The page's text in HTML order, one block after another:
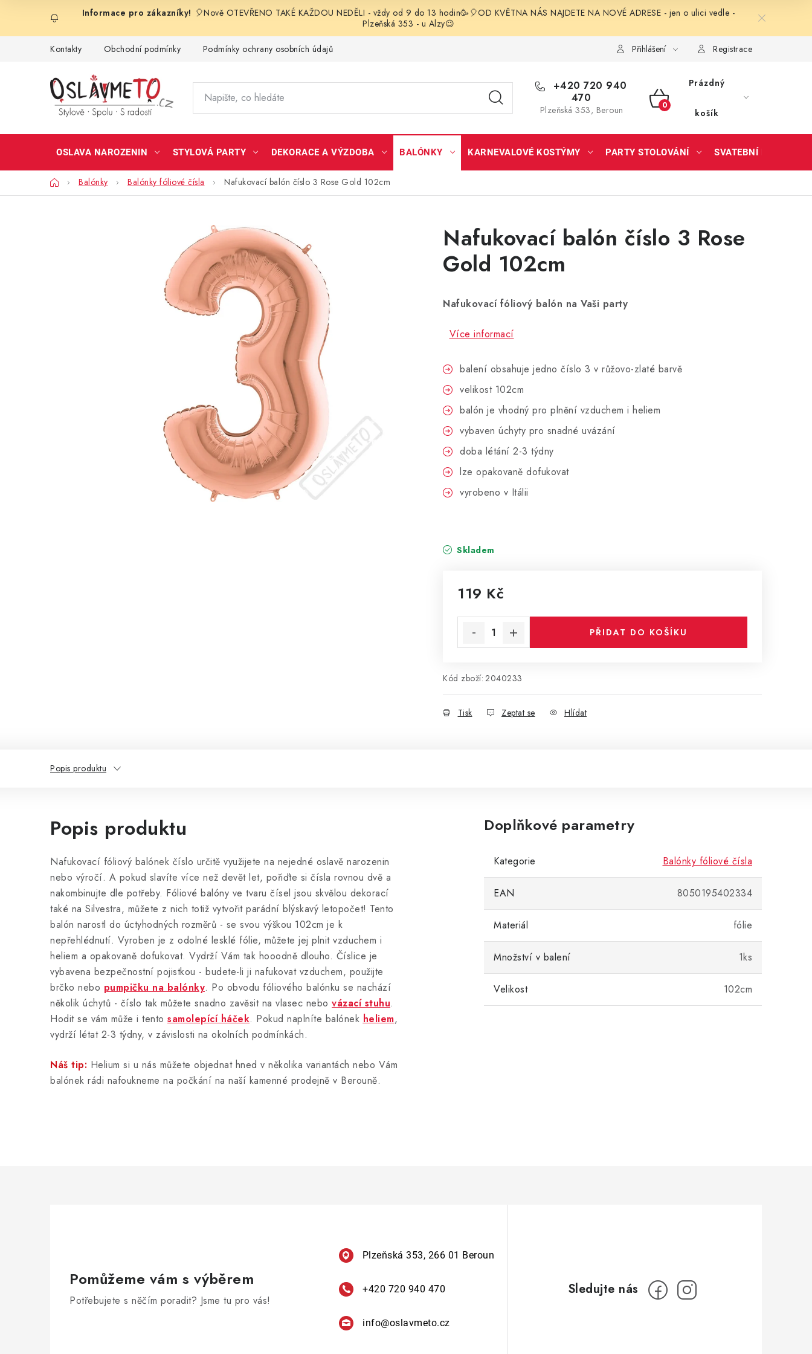
obsah
🎈Nově OTEVŘENO TAKÉ KAŽDOU NEDĚLI - vždy od 9 do 13 hodin🥳🎈OD KVĚTNA NÁS NAJDETE NA NOVÉ ADRESE - jen o ulici vedle -
Plzeňská 353 - u Alzy😉
Kontakty Obchodní podmínky Podmínky ochrany osobních údajů Přihlášení Registrace
+420 720 940
470
Plzeňská 353, Beroun
NÁKUPNÍ
Prázdný
košík
OSLAVA NAROZENIN STYLOVÁ PARTY DEKORACE A VÝZDOBA BALÓNKY KARNEVALOVÉ KOSTÝMY PARTY STOLOVÁNÍ SVATEBNÍ DOPLŇKY
DomůBalónky Balónky fóliové čísla Nafukovací balón číslo 3 Rose Gold 102cm
Nafukovací balón číslo 3 Rose
Gold 102cm
Nafukovací fóliový balón na Vaši party
Více informací
balení obsahuje jedno číslo 3 v růžovo-zlaté barvě
velikost 102cm
balón je vhodný pro plnění vzduchem i heliem
vybaven úchyty pro snadné uvázání
doba létání 2-3 týdny
lze opakovaně dofukovat
vyrobeno v Itálii
Skladem
119 Kč
PŘIDAT DO KOŠÍKU
Kód zboží: 2040233
Tisk Zeptat se Hlídat
Popis produktu
Popis produktu
Nafukovací fóliový balónek číslo určitě využijete na nejedné oslavě narozenin
nebo výročí. A pokud slavíte více než devět let, pořiďte si čísla rovnou dvě a
nakombinujte dle potřeby. Fóliové balóny ve tvaru čísel jsou skvělou dekorací
také na Silvestra, můžete z nich totiž vytvořit parádní blýskavý letopočet! Tento
balón narostl do úctyhodných rozměrů - se svou výškou 102cm je k
nepřehlédnutí. Vyroben je z odolné lesklé fólie, můžete jej plnit vzduchem i
heliem a opakovaně dofukovat. Vydrží Vám tak hooodně dlouho. Číslice je
vybavena bezpečnostní pojistkou - budete-li ji nafukovat vzduchem, použijte
brčko nebo pumpičku na balónky. Po obvodu fóliového balónku se nachází
několik úchytů - číslo tak můžete snadno zavěsit na vlasec nebo vázací stuhu.
Hodit se vám může i tento samolepící háček. Pokud naplníte balónek heliem,
vydrží létat 2-3 týdny, v závislosti na okolních podmínkách.
Náš tip: Helium si u nás můžete objednat hned v několika variantách nebo Vám
balónek rádi nafoukneme na počkání na naší kamenné prodejně v Berouně.
Doplňkové parametry
Kategorie Balónky fóliové čísla
EAN 8050195402334
Materiál fólie
Množství v balení 1ks
Velikost 102cm
Pomůžeme vám s výběrem
Potřebujete s něčím poradit? Jsme tu pro vás!
Plzeňská 353, 266 01 Beroun
+420 720 940 470
info@oslavmeto.cz